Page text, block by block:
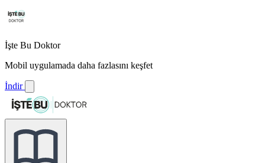
İşte Bu Doktor
Mobil uygulamada daha fazlasını keşfet
İndir